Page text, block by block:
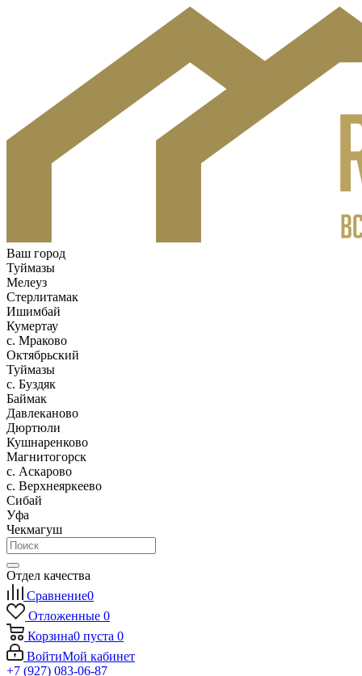
Ваш город
Туймазы
Мелеуз
Стерлитамак
Ишимбай
Кумертау
c. Мраково
Октябрьский
Туймазы
c. Буздяк
Баймак
Давлеканово
Дюртюли
Кушнаренково
Магнитогорск
с. Аскарово
с. Верхнеяркеево
Сибай
Уфа
Чекмагуш
Отдел качества
Сравнение0
Отложенные 0
Корзина0 пуста 0
ВойтиМой кабинет
+7 (927) 083-06-87